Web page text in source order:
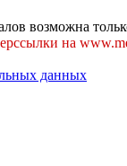
возможна
на
данных